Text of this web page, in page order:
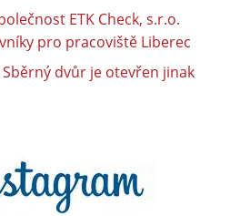
ETK Check, s.r.o.
pro pracoviště Liberec
Sběrný dvůr je otevřen jinak